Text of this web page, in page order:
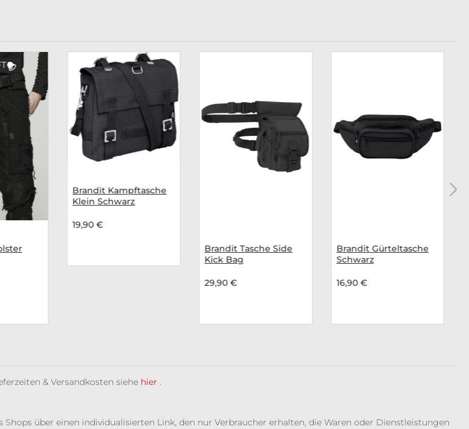
Brandit Kampftasche
Klein Schwarz
19,90 €
Brandit Tasche Side
Kick Bag
29,90 €
Brandit Gürteltasche
Schwarz
16,90 €
& Versandkosten siehe hier .
über einen individualisierten Link, den nur Verbraucher erhalten, die Waren oder Dienstleistungen